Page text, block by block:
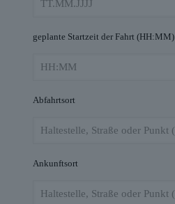
geplante Startzeit der Fahrt (HH:MM)
Abfahrtsort
Ankunftsort